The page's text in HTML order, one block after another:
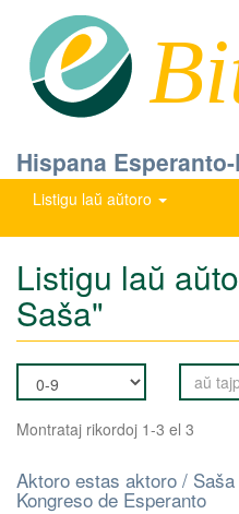
Hispana
Listigu laŭ aŭtoro
Listigu laŭ
Saša"
Montrataj rikordoj 1-3 el 3
Aktoro estas aktoro /
Kongreso de Esperanto